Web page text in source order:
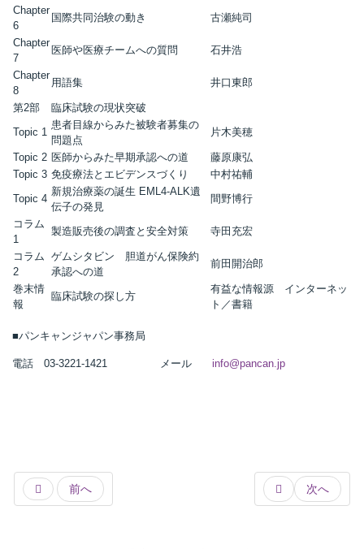
Chapter
6
国際共同治験の動き 古瀬純司
Chapter
7
医師や医療チームへの質問 石井浩
Chapter
8
用語集 井口東郎
第2部
臨床試験の現状突破
Topic 1
患者目線からみた被験者募集の
問題点
片木美穂
Topic 2 医師からみた早期承認への道
藤原康弘
Topic 3 免疫療法とエビデンスづくり
中村祐輔
Topic 4
新規治療薬の誕生 EML4-ALK遺
伝子の発見
間野博行
コラム
1
製造販売後の調査と安全対策 寺田充宏
コラム
2
ゲムシタビン 胆道がん保険約
承認への道
前田開治郎
巻末情
報
臨床試験の探し方
有益な情報源 インターネッ
ト／書籍
■パンキャンジャパン事務局
電話 03-3221-1421 メール info@pancan.jp
前へ 次へ